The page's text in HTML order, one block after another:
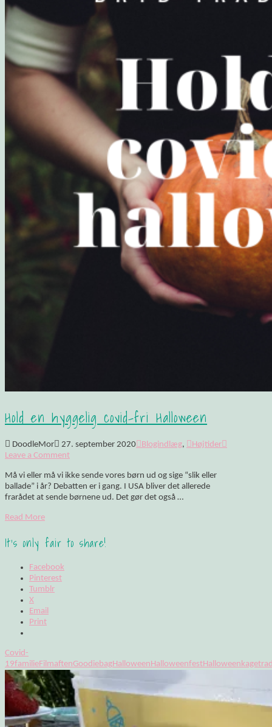
Hold en hyggelig covid-fri Halloween
DoodleMor 27. september 2020 Blogindlæg,
Højtider
Leave a Comment
Må vi eller må vi ikke sende vores børn ud og sige “slik eller
ballade” i år? Debatten er i gang. I USA bliver det allerede
frarådet at sende børnene ud. Det gør det også …
Read More
It's only fair to share!
Facebook
Pinterest
Tumblr
X
Email
Print
Covid-
19familieFilmaftenGoodiebagHalloweenHalloweenfestHalloweenkage